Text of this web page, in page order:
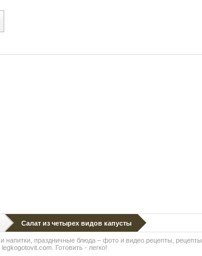
Салат из четырех видов капусты
напитки, праздничные блюда – фото и видео рецепты, рецепты
Готовить - легко!